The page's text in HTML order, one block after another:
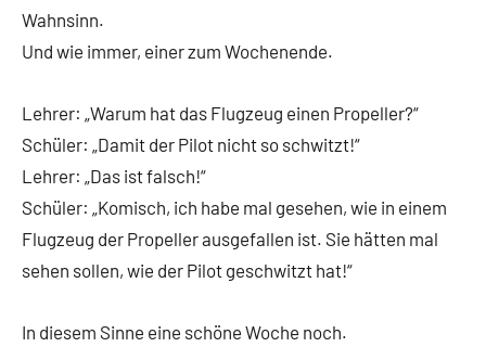
Wahnsinn.
Und wie immer, einer zum Wochenende.
Lehrer: „Warum hat das Flugzeug einen Propeller?“
Schüler: „Damit der Pilot nicht so schwitzt!“
Lehrer: „Das ist falsch!“
Schüler: „Komisch, ich habe mal gesehen, wie in einem
Flugzeug der Propeller ausgefallen ist. Sie hätten mal
sehen sollen, wie der Pilot geschwitzt hat!“
In diesem Sinne eine schöne Woche noch.